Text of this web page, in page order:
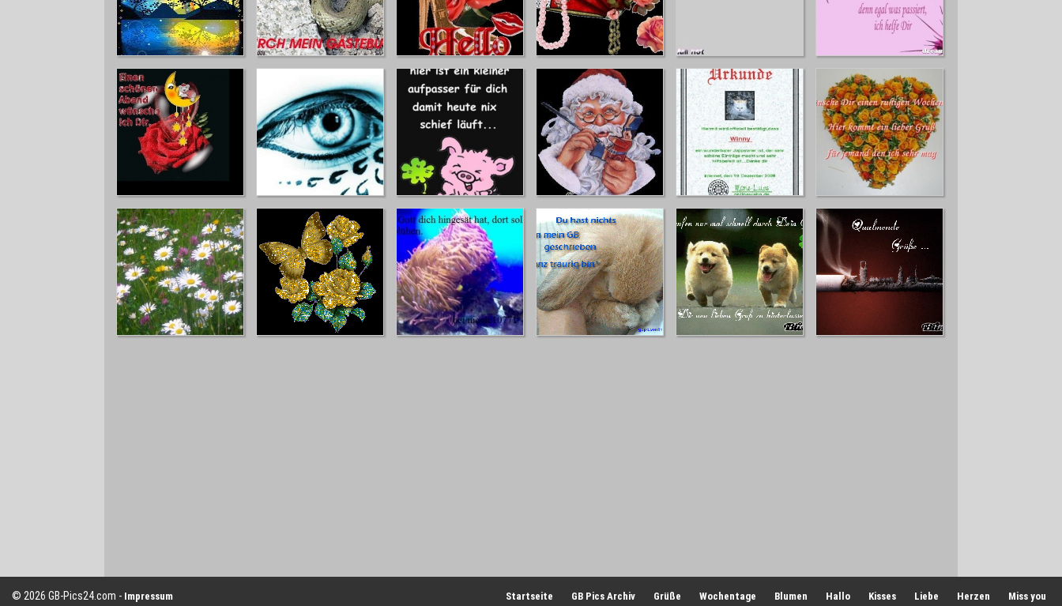
© 2026 GB-Pics24.com - Impressum Startseite GB Pics Archiv Grüße Wochentage Blumen Hallo Kisses Liebe Herzen Miss you